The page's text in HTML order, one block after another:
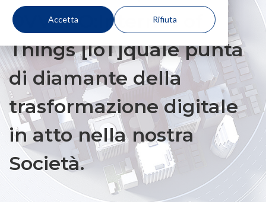
Accetta Rifiuta
OVVERO:Internet of
Things [IoT]quale punta
di diamante della
trasformazione digitale
in atto nella nostra
Società.